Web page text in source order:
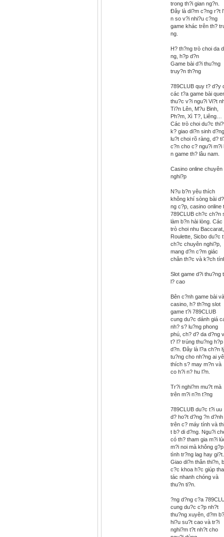
trong th?i gian ng?n.
Ðây là di?m c?ng r?t
n so v?i nhi?u c?ng
game khác trên th?
ng.
H? th?ng trò choi da
ng, h?p d?n
Game bài d?i thu?ng
truy?n th?ng
789CLUB quy t? d?y
các t?a game bài
thu?c v?i ngu?i Vi?t
Ti?n Lên, M?u Binh,
Ph?m, Xì T?, Liêng…
Các trò choi du?c
k? giao di?n sinh
lu?t choi rõ ràng, d?
c?n cho c? ngu?i m?i
n game th? lâu nam.
Casino online chuyên
nghi?p
N?u b?n yêu thích
không khí sòng bài d?
ng c?p, casino online
789CLUB ch?c ch?n
làm b?n hài lòng. Các
trò choi nhu Baccarat,
Roulette, Sicbo du?c
ch?c chuyên nghi?p,
mang d?n c?m giác
chân th?c và k?ch
Slot game d?i thu?ng
l? cao
Bên c?nh game bài và
casino, h? th?ng slot
game t?i 789CLUB
cung du?c dánh giá
nh? s? lu?ng phong
phú, ch? d? da d?ng
t? l? trúng thu?ng h?p
d?n. Ðây là l?a ch?n
tu?ng cho nh?ng ai
thích s? may m?n và
co h?i n? hu l?n.
Tr?i nghi?m mu?t mà
trên m?i n?n t?ng
789CLUB du?c t?i uu
d? ho?t d?ng ?n d?nh
trên c? máy tính và
t b? di d?ng. Ngu?i
có th? tham gia m?i
m?i noi mà không g?p
tình tr?ng lag hay gi?t.
Giao di?n thân thi?n,
c?c khoa h?c giúp
tác nhanh chóng và
thu?n ti?n.
?ng d?ng c?a
cung du?c c?p nh?t
thu?ng xuyên, d?m
hi?u su?t cao và tr?i
nghi?m t?t nh?t cho